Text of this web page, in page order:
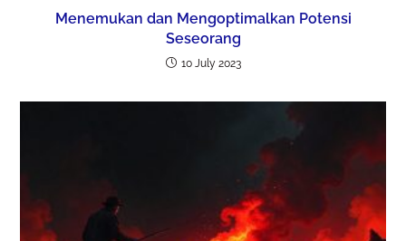
Menemukan dan Mengoptimalkan Potensi
Seseorang
10 July 2023